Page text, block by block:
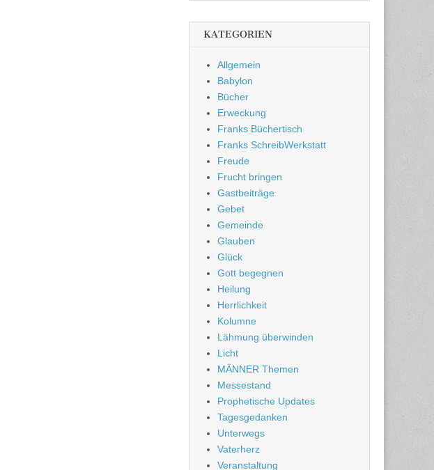
KATEGORIEN
Allgemein
Babylon
Bücher
Erweckung
Franks Büchertisch
Franks SchreibWerkstatt
Freude
Frucht bringen
Gastbeiträge
Gebet
Gemeinde
Glauben
Glück
Gott begegnen
Heilung
Herrlichkeit
Kolumne
Lähmung überwinden
Licht
MÄNNER Themen
Messestand
Prophetische Updates
Tagesgedanken
Unterwegs
Vaterherz
Veranstaltung